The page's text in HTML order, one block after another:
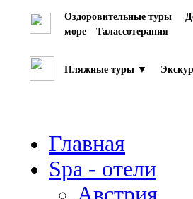
Оздоровительные туры
море
Талассотерапия
Пляжные туры ▼
Главная
Spa - отели